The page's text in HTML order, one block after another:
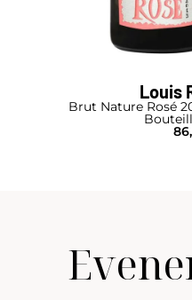
Louis
Brut Nature Rosé